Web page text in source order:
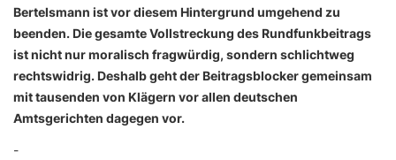
Bertelsmann ist vor diesem Hintergrund umgehend zu
beenden. Die gesamte Vollstreckung des Rundfunkbeitrags
ist nicht nur moralisch fragwürdig, sondern schlichtweg
rechtswidrig. Deshalb geht der Beitragsblocker gemeinsam
mit tausenden von Klägern vor allen deutschen
Amtsgerichten dagegen vor.
-